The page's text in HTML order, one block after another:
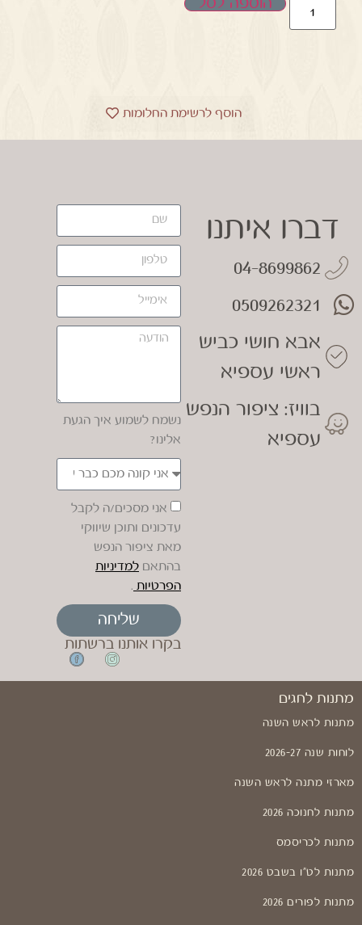
הוספה לסל
הוסף לרשימת החלומות
דברו איתנו
04-8699862
0509262321
אבא חושי כביש
ראשי עספיא
בוויז: ציפור הנפש
עספיא
נשמח לשמוע איך הגעת
אלינו?
אני מסכים/ה לקבל
עדכונים ותוכן שיווקי
מאת ציפור הנפש
בהתאם למדיניות
הפרטיות .
שליחה
בקרו אותנו ברשתות
מתנות לחגים
מתנות לראש השנה
לוחות שנה 2026-27
מארזי מתנה לראש השנה
מתנות לחנוכה 2026
מתנות לכריסמס
מתנות לט"ו בשבט 2026
מתנות לפורים 2026